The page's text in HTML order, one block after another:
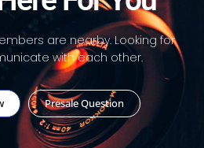
are nearby. Looking for
with each other.
Presale Question